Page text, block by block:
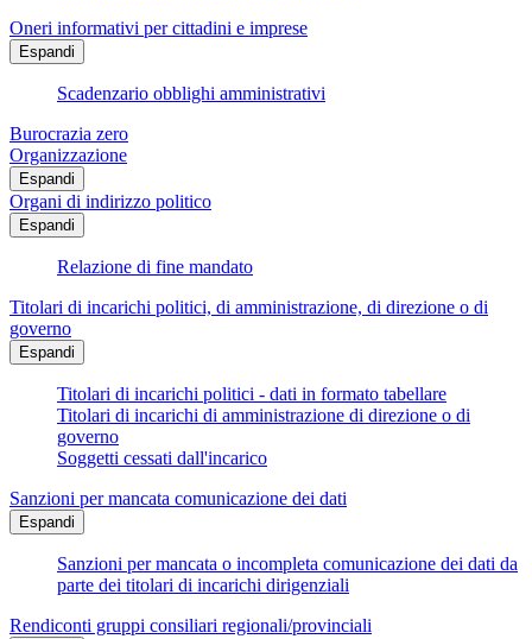
Oneri informativi per cittadini e imprese
Espandi
Scadenzario obblighi amministrativi
Burocrazia zero
Organizzazione
Espandi
Organi di indirizzo politico
Espandi
Relazione di fine mandato
Titolari di incarichi politici, di amministrazione, di direzione o di
governo
Espandi
Titolari di incarichi politici - dati in formato tabellare
Titolari di incarichi di amministrazione di direzione o di
governo
Soggetti cessati dall'incarico
Sanzioni per mancata comunicazione dei dati
Espandi
Sanzioni per mancata o incompleta comunicazione dei dati da
parte dei titolari di incarichi dirigenziali
Rendiconti gruppi consiliari regionali/provinciali